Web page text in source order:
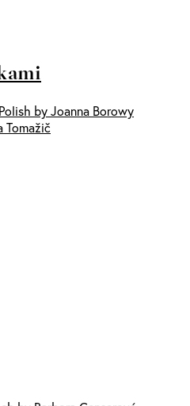
by Joanna Borowy
Tomažič